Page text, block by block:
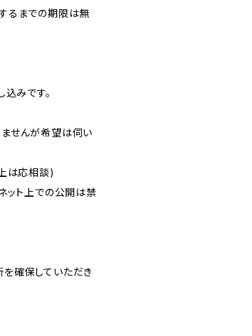
るまでの期限は無
込みです。
せんが希望は伺い
は応相談)
ット上での公開は禁
確保していただき